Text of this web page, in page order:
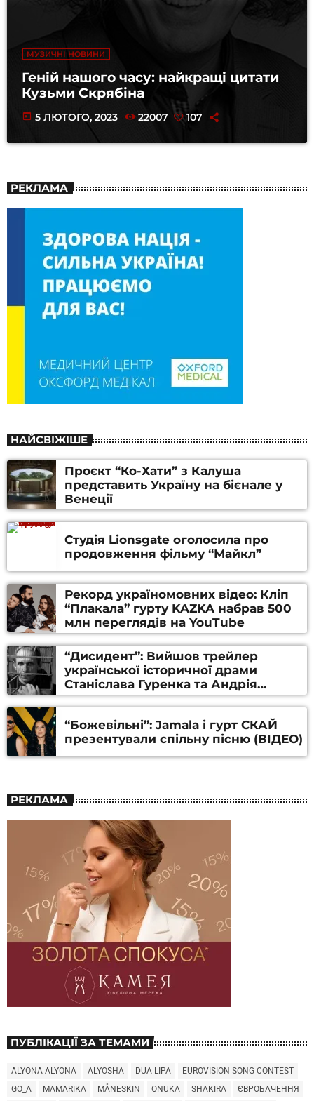
МУЗИЧНІ НОВИНИ
Геній нашого часу: найкращі цитати
Кузьми Скрябіна
today 5 ЛЮТОГО, 2023 22007 107
РЕКЛАМА
НАЙСВІЖІШЕ
Проєкт “Ко-Хати” з Калуша
представить Україну на бієнале у
Венеції
Студія Lionsgate оголосила про
продовження фільму “Майкл”
Рекорд україномовних відео: Кліп
“Плакала” гурту KAZKA набрав 500
млн переглядів на YouTube
“Дисидент”: Вийшов трейлер
української історичної драми
Станіслава Гуренка та Андрія
Алфьорова (ВІДЕО)
“Божевільні”: Jamala і гурт СКАЙ
презентували спільну пісню (ВІДЕО)
РЕКЛАМА
ПУБЛІКАЦІЇ ЗА ТЕМАМИ
ALYONA ALYONA ALYOSHA DUA LIPA
EUROVISION SONG CONTEST
GO_A
MAMARIKA MÅNESKIN ONUKA SHAKIRA
ЄВРОБАЧЕННЯ